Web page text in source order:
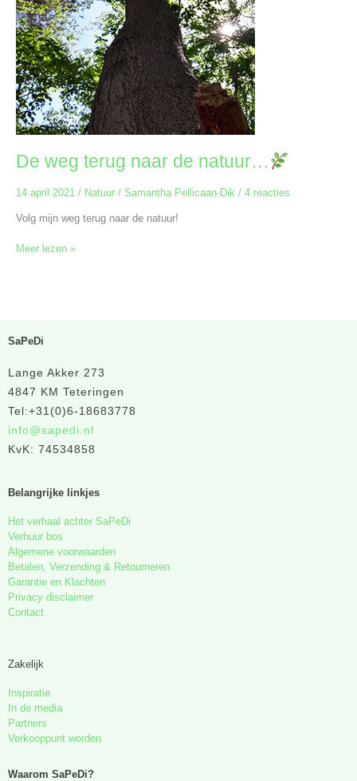
De weg terug naar de natuur…
14 april 2021 / Natuur/ Samantha Pellicaan-Dik / 4 reacties
Volg mijn weg terug naar de natuur!
Meer lezen »
SaPeDi
Lange Akker 273
4847 KM Teteringen
Tel:+31(0)6-18683778
info@sapedi.nl
KvK: 74534858
Belangrijke linkjes
Het verhaal achter SaPeDi
Verhuur bos
Algemene voorwaarden
Betalen, Verzending & Retourneren
Garantie en Klachten
Privacy disclaimer
Contact
Zakelijk
Inspiratie
In de media
Partners
Verkooppunt worden
Waarom SaPeDi?